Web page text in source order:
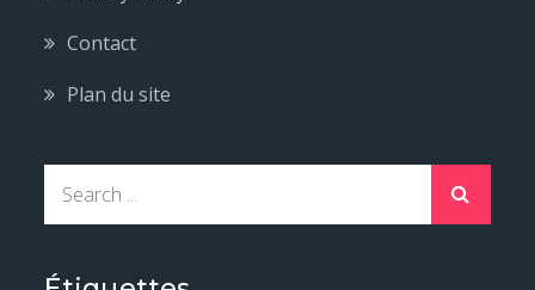
Contact
Plan du site
r